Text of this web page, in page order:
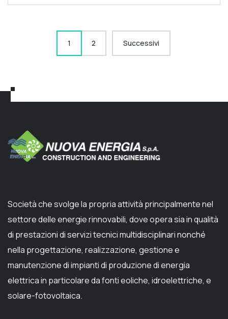
Paginazione
articoli
1 2 Successivi
Società che svolge la propria attività principalmente nel
settore delle energie rinnovabili, dove opera sia in qualità
di prestazioni di servizi tecnici multidisciplinari nonché
nella progettazione, realizzazione, gestione e
manutenzione di impianti di produzione di energia
elettrica in particolare da fonti eoliche, idroelettriche, e
solare-fotovoltaica.